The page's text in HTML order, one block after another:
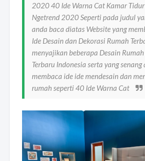
2020 40 Ide Warna Cat Kamar Tidur
Ngetrend 2020 Seperti pada judul
anda baca diatas Website yang
Ide Desain dan Dekorasi Rumah
menyajikan beberapa Desain
Terbaru Indonesia serta yang senang
membaca ide ide mendesain dan
rumah seperti 40 Ide Warna Cat